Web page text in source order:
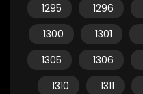
1295
1296
1300
1301
1305
1306
1310
1311